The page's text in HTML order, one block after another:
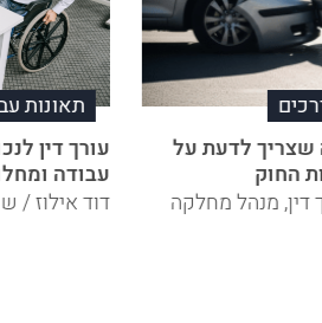
שצריך לדעת על
החוק
דין, מנהל מחלקה
תאונות
עורך דין
עבודה
דוד אילוז /